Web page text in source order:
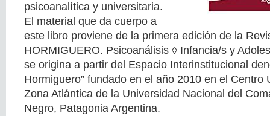
psicoanalítica y universitaria.
El material que da cuerpo a
este libro proviene de la primera edición de la
HORMIGUERO. Psicoanálisis ◊ Infancia/s y
se origina a partir del Espacio Interinstitucional
Hormiguero” fundado en el año 2010 en el Centro
Zona Atlántica de la Universidad Nacional del
Negro, Patagonia Argentina.